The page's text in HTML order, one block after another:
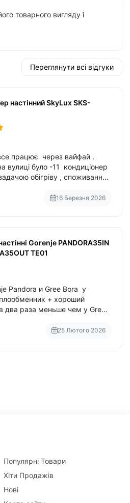
товарного вигляду і
Переглянути всі відгуки
настінний SkyLux SKS-
працює через вайфай .
вулиці було -11 кондиціонер
обігріву , споживання
16 Березня 2026
Gorenje PANDORA35IN
TE01
Pandora и Gree Bora у
+ хороший
два раза меньше чем у Gree
ре
25 Лютого 2026
Популярні Товари
Хіти Продажів
Нові